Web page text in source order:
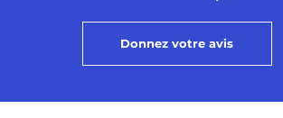
Donnez votre avis